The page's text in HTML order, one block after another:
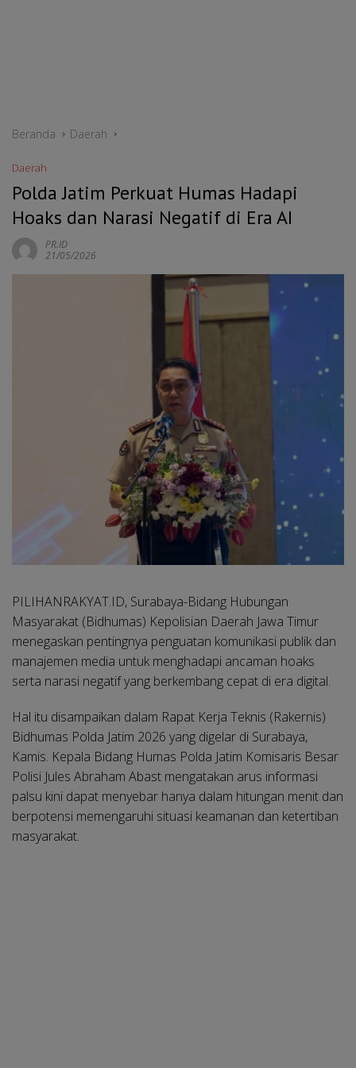
Beranda Daerah
Daerah
Polda Jatim Perkuat Humas Hadapi
Hoaks dan Narasi Negatif di Era AI
PR.ID
21/05/2026
PILIHANRAKYAT.ID, Surabaya-Bidang Hubungan
Masyarakat (Bidhumas) Kepolisian Daerah Jawa Timur
menegaskan pentingnya penguatan komunikasi publik dan
manajemen media untuk menghadapi ancaman hoaks
serta narasi negatif yang berkembang cepat di era digital.
Hal itu disampaikan dalam Rapat Kerja Teknis (Rakernis)
Bidhumas Polda Jatim 2026 yang digelar di Surabaya,
Kamis. Kepala Bidang Humas Polda Jatim Komisaris Besar
Polisi Jules Abraham Abast mengatakan arus informasi
palsu kini dapat menyebar hanya dalam hitungan menit dan
berpotensi memengaruhi situasi keamanan dan ketertiban
masyarakat.